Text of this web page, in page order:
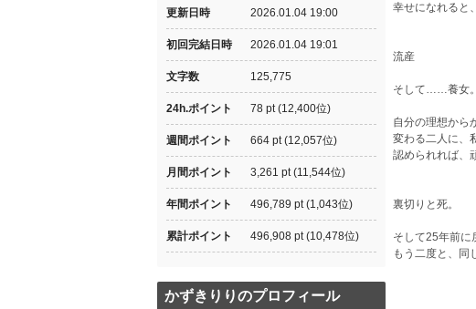
幸せになれると
流産
そして……養女。
自分の理想から
変わる二人に、
認められれば、
裏切りと死。
そして25年前
もう二度と、同
更新日時 2026.01.04 19:00
初回完結日時 2026.01.04 19:01
文字数 125,775
24h.ポイント 78 pt (12,400位)
週間ポイント 664 pt (12,057位)
月間ポイント 3,261 pt (11,544位)
年間ポイント 496,789 pt (1,043位)
累計ポイント 496,908 pt (10,478位)
かずきりりのプロフィール